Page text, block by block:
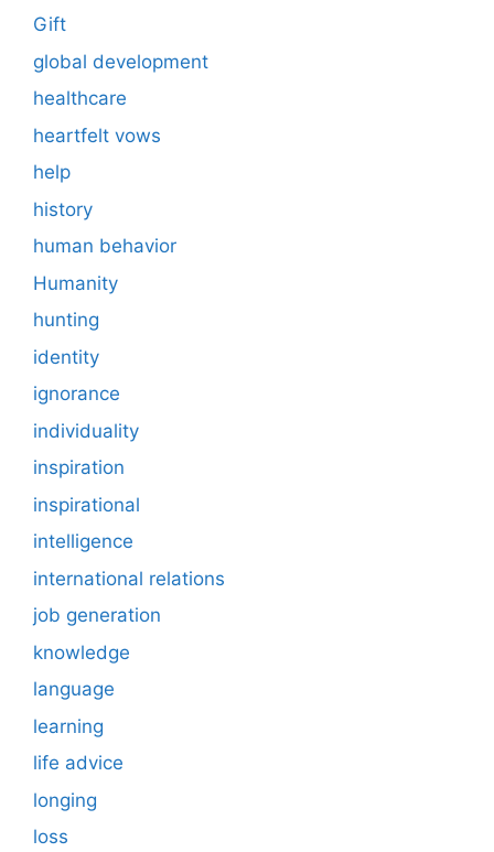
Gift
global development
healthcare
heartfelt vows
help
history
human behavior
Humanity
hunting
identity
ignorance
individuality
inspiration
inspirational
intelligence
international relations
job generation
knowledge
language
learning
life advice
longing
loss